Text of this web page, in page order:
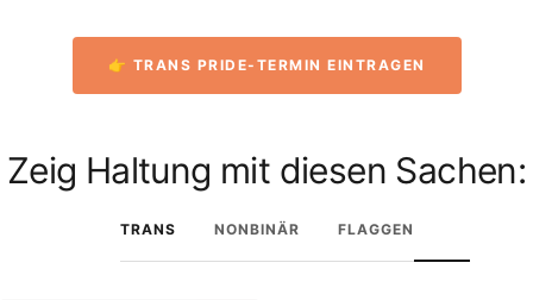
👉 TRANS PRIDE-TERMIN EINTRAGEN
Zeig Haltung mit diesen Sachen:
TRANS NONBINÄR FLAGGEN